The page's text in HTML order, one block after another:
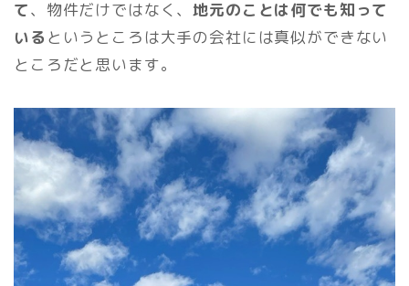
て、物件だけではなく、地元のことは何でも知って
いる というところは大手の会社には真似ができない
ところだと思います。